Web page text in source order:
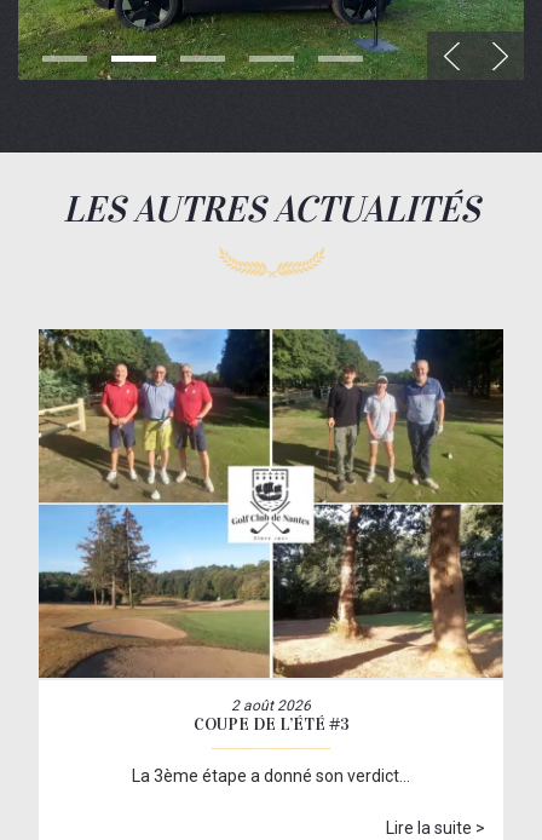
LES AUTRES ACTUALITÉS
2 août 2026
COUPE DE L’ÉTÉ #3
La 3ème étape a donné son verdict…
Lire la suite >